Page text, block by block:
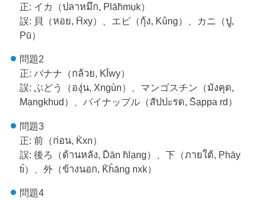
正: イカ（ปลาหมึก, Plāh̄mụk）
誤: 貝（หอย, H̄xy）、エビ（กุ้ง, Kûng）、カニ（ปู,
Pū）
問題2
正: バナナ（กล้วย, Kl̂wy）
誤: ぶどう（องุ่น, Xngùn）、マンゴスチン（มังคุด,
Mạngkhud）、パイナップル（สัปปะรด, S̄ạppa rd）
問題3
正: 前（ก่อน, K̀xn）
誤: 後ろ（ด้านหลัง, D̂ān h̄lạng）、下（ภายใต้, P̣hāy
tı̂）、外（ข้างนอก, K̄ĥāng nxk）
問題4